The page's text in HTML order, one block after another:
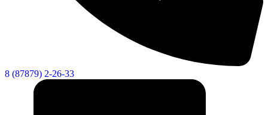
8 (87879) 2-26-33